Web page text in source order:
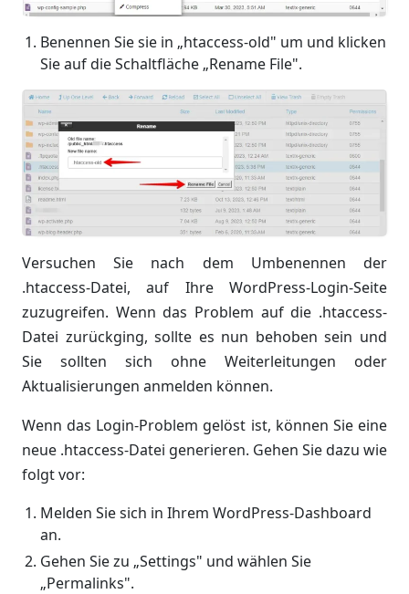
Benennen Sie sie in „htaccess-old" um und klicken
Sie auf die Schaltfläche „Rename File".
Versuchen Sie nach dem Umbenennen der
.htaccess-Datei, auf Ihre WordPress-Login-Seite
zuzugreifen. Wenn das Problem auf die .htaccess-
Datei zurückging, sollte es nun behoben sein und
Sie sollten sich ohne Weiterleitungen oder
Aktualisierungen anmelden können.
Wenn das Login-Problem gelöst ist, können Sie eine
neue .htaccess-Datei generieren. Gehen Sie dazu wie
folgt vor:
Melden Sie sich in Ihrem WordPress-Dashboard
an.
Gehen Sie zu „Settings" und wählen Sie
„Permalinks".